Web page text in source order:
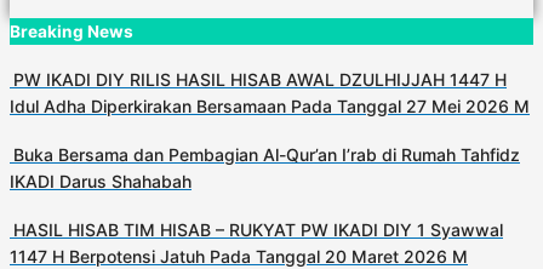
Breaking News
PW IKADI DIY RILIS HASIL HISAB AWAL DZULHIJJAH 1447 H
Idul Adha Diperkirakan Bersamaan Pada Tanggal 27 Mei 2026 M
Buka Bersama dan Pembagian Al-Qur’an I’rab di Rumah Tahfidz
IKADI Darus Shahabah
HASIL HISAB TIM HISAB – RUKYAT PW IKADI DIY 1 Syawwal
1147 H Berpotensi Jatuh Pada Tanggal 20 Maret 2026 M